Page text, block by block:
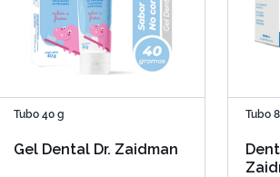
Tubo 40 g
Gel Dental Dr. Zaidman
Tubo